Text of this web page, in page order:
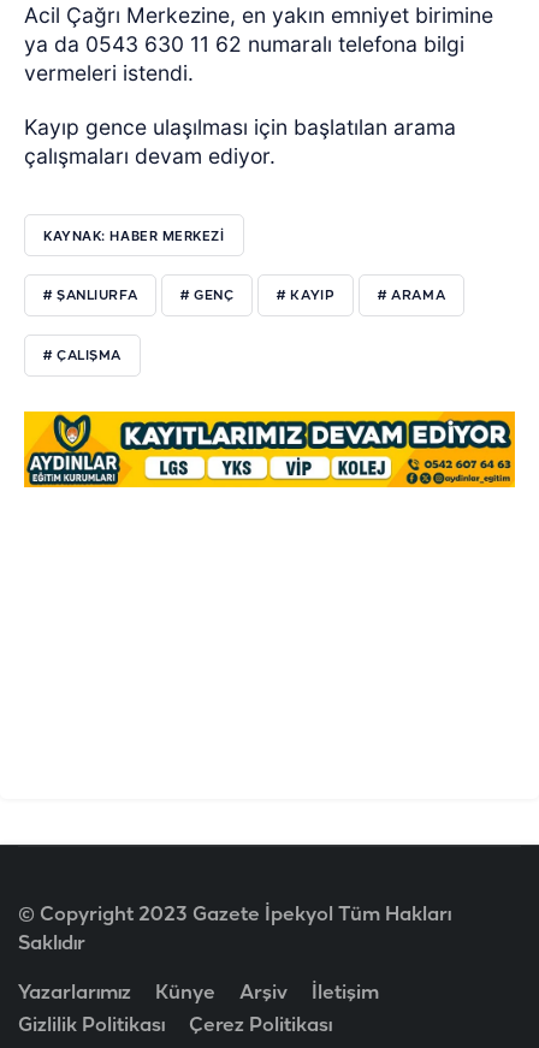
Acil Çağrı Merkezine, en yakın emniyet birimine
ya da 0543 630 11 62 numaralı telefona bilgi
vermeleri istendi.
Kayıp gence ulaşılması için başlatılan arama
çalışmaları devam ediyor.
KAYNAK: HABER MERKEZİ
# ŞANLIURFA # GENÇ # KAYIP # ARAMA
# ÇALIŞMA
© Copyright 2023 Gazete İpekyol Tüm Hakları
Saklıdır
Yazarlarımız Künye Arşiv
İletişim
Gizlilik Politikası
Çerez Politikası